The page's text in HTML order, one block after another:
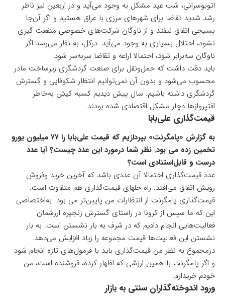
اتوبوسرانی، شب عید مشکل به وجود می‌آید و در اربعین نیز ناظر
رشد شدید تقاضا برای شهرهای مرزی با عراق هستیم و اگر آن‌جا
بسیجی اتفاق نیفتد و از ناوگان شرکت‌های خصوصی منفعت گیری
نشود، اختلال بسیاری به وجود می‌آید. درکل، به نظر می‌رسد اگر
ناوگان سه‌‎‌برابر شود، احتمالا اراعه و تقاضا سربه‌سر شود.
باید دقت داشت که حمل‌ونقل برای صنعت گردشگری زیرساخت مادر
محسوب می‌شود و بدون آن نمی‌توانیم انتظار شکوفایی و گسترش
گردشگری داشته باشیم. سال پیش دیدیم کسبه کیش به‌خاطر
افتپروازها دچار مشکل اقتصادی شده بودند.
قیمت‌گذاری علی‌بابا
به گزارش «پامگرنت» بپردازیم که قیمت علی‌بابا را ۷۷ میلیون یورو
تخمین زده می بود. نظر شما درمورد این عدد چیست؟ آیا عدد
درست و قابل‌استنادی است؟
عدد قیمت‌گذاری احتمالا آن عددی باشد که آخرین خرید وفروش
رویش اتفاق می‌افتد. راه حلهای قیمت‌گذاری هم متفاوت است.
قیمت‌گذاری پامگرنت از انتظارات من پایین‌تر می بود. به‌اختصاصی
این که ما سپس از کرونا در راستای گسترش زنجیره ارزشمان
فعالیت‌هایی انجام دادیم که در شرف به بار نشستن است. به‌ بار
نشستن این فعالیت‌ها قیمت مجموعه را زیاد افزایش می‌دهد.
درمجموع به نظر من قیمت‌گذاری باید با فرمول‌های تازه انجام شود
و اگر پامگرنت با همین ارزشی که اظهار کرده، فروشنده است، من
خودم خریدارم.
ورود اندوخته‌گذاران سنتی به بازار